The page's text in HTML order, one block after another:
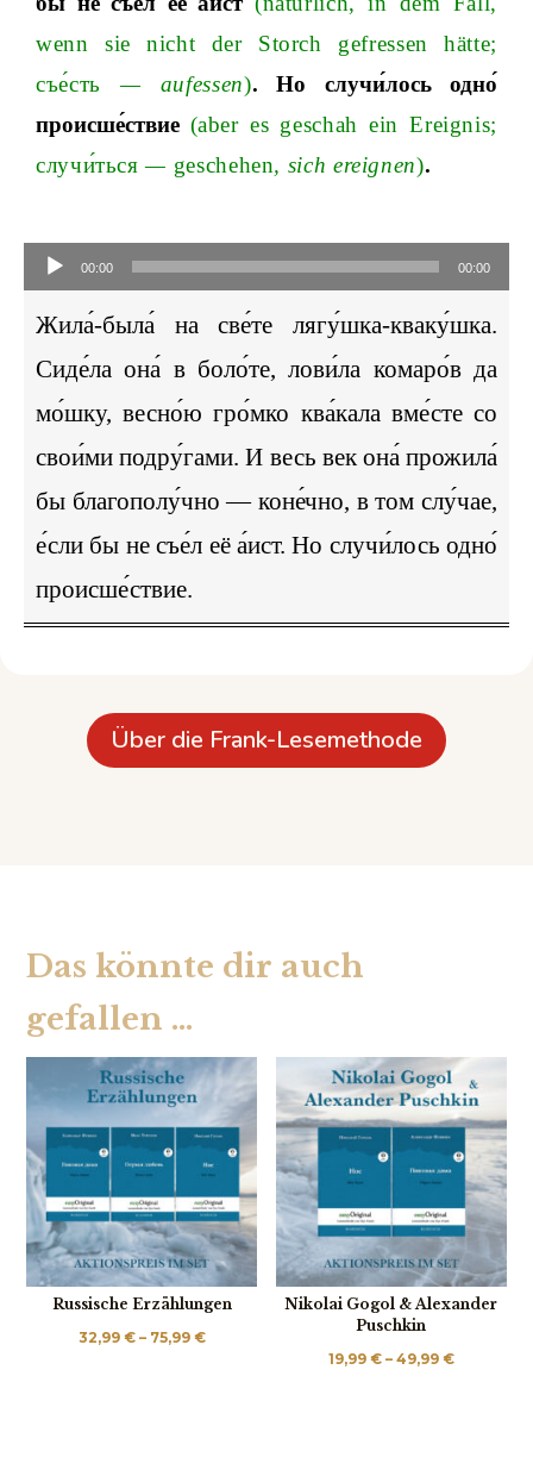
wenn
sie nicht der Storch gefressen hätte;
съе́сть — aufessen). Но случи́лось
одно́
происше́ствие (aber es geschah ein Ereignis;
случи́ться — geschehen, sich ereignen).
Player00:00 00:00
Жила́-была́ на све́те лягу́шка-кваку́шка.
Сиде́ла она́ в боло́те, лови́ла комаро́в да
мо́шку, весно́ю гро́мко ква́кала вме́сте со
свои́ми подру́гами. И весь век она́ прожила́
бы благополу́чно— коне́чно, в том слу́чае,
е́сли бы не съе́л её а́ист. Но случи́лось одно́
происше́ствие.
Über die Frank-Lesemethode
Das könnte dir auch
gefallen …
Russische Erzählungen
32,99 € – 75,99 €Preisspanne:
Nikolai Gogol & Alexander
Puschkin
19,99 € – 49,99 €